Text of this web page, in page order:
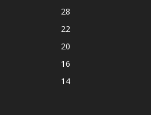
28
22
20
16
14